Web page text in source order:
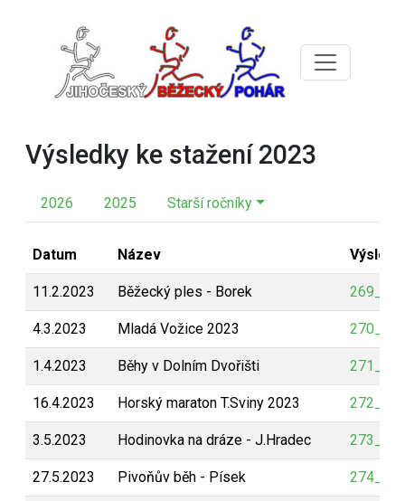
Výsledky ke stažení 2023
2026 2025 Starší ročníky
Datum Název
11.2.2023 Běžecký ples - Borek
4.3.2023 Mladá Vožice 2023
1.4.2023 Běhy v Dolním Dvořišti
16.4.2023 Horský maraton T.Sviny 2023
3.5.2023 Hodinovka na dráze - J.Hradec
27.5.2023 Pivoňův běh - Písek